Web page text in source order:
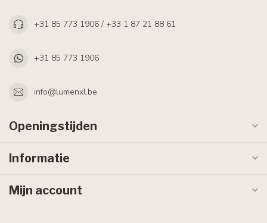
+31 85 773 1906 / +33 1 87 21 88 61
+31 85 773 1906
info@lumenxl.be
Openingstijden
Informatie
Mijn account